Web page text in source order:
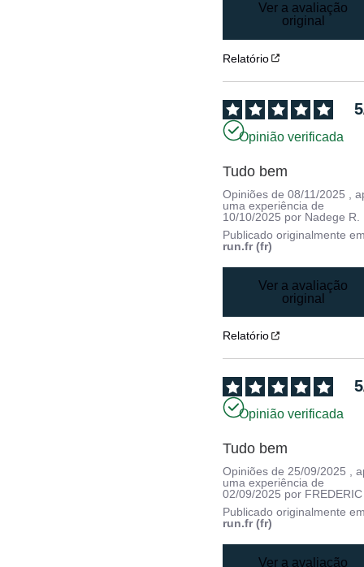
Ver a avaliação
original
Relatório
5
Opinião verificada
Tudo bem
Opiniões de08/11/2025
,
uma experiência de
10/10/2025 por Nadege R.
Publicado originalmente
run.fr (fr)
Ver a avaliação
original
Relatório
5
Opinião verificada
Tudo bem
Opiniões de25/09/2025 ,
uma experiência de
02/09/2025 por
Publicado originalmente
run.fr (fr)
Ver a avaliação